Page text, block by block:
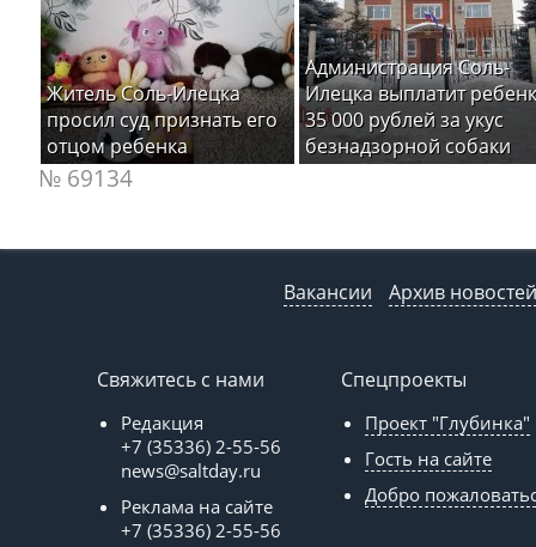
Житель Соль-Илецка
просил суд признать его
отцом ребенка
Администрация Соль-
Илецка выплатит
35 000 рублей за укус
безнадзорной собаки
№ 69134
Вакансии Архив новостей
Свяжитесь с нами
Редакция
+7 (35336) 2-55-56
news@saltday.ru
Реклама на сайте
+7 (35336) 2-55-56
Спецпроекты
Проект "Глубинка"
Гость на сайте
Добро